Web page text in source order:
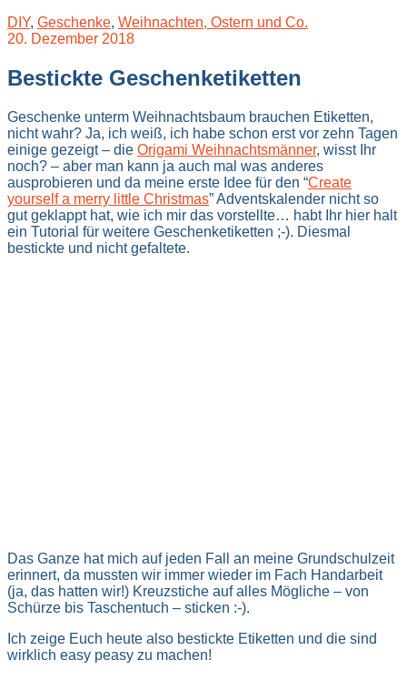
DIY, Geschenke, Weihnachten, Ostern und Co.
20. Dezember 2018
Bestickte Geschenketiketten
Geschenke unterm Weihnachtsbaum brauchen Etiketten,
nicht wahr? Ja, ich weiß, ich habe schon erst vor zehn Tagen
einige gezeigt – die Origami Weihnachtsmänner, wisst Ihr
noch? – aber man kann ja auch mal was anderes
ausprobieren und da meine erste Idee für den “Create
yourself a merry little Christmas” Adventskalender nicht so
gut geklappt hat, wie ich mir das vorstellte… habt Ihr hier halt
ein Tutorial für weitere Geschenketiketten ;-). Diesmal
bestickte und nicht gefaltete.
Das Ganze hat mich auf jeden Fall an meine Grundschulzeit
erinnert, da mussten wir immer wieder im Fach Handarbeit
(ja, das hatten wir!) Kreuzstiche auf alles Mögliche – von
Schürze bis Taschentuch – sticken :-).
Ich zeige Euch heute also bestickte Etiketten und die sind
wirklich easy peasy zu machen!